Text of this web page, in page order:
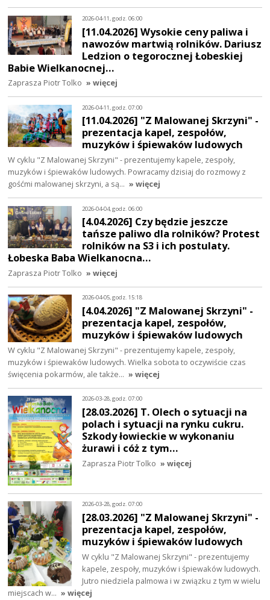
2026-04-11, godz. 06:00
[11.04.2026] Wysokie ceny paliwa i
nawozów martwią rolników. Dariusz
Ledzion o tegorocznej Łobeskiej
Babie Wielkanocnej…
Zaprasza Piotr Tolko » więcej
2026-04-11, godz. 07:00
[11.04.2026] "Z Malowanej Skrzyni" -
prezentacja kapel, zespołów,
muzyków i śpiewaków ludowych
W cyklu "Z Malowanej Skrzyni" - prezentujemy kapele, zespoły,
muzyków i śpiewaków ludowych. Powracamy dzisiaj do rozmowy z
gośćmi malowanej skrzyni, a są… » więcej
2026-04-04, godz. 06:00
[4.04.2026] Czy będzie jeszcze
tańsze paliwo dla rolników? Protest
rolników na S3 i ich postulaty.
Łobeska Baba Wielkanocna…
Zaprasza Piotr Tolko » więcej
2026-04-05, godz. 15:18
[4.04.2026] "Z Malowanej Skrzyni" -
prezentacja kapel, zespołów,
muzyków i śpiewaków ludowych
W cyklu "Z Malowanej Skrzyni" - prezentujemy kapele, zespoły,
muzyków i śpiewaków ludowych. Wielka sobota to oczywiście czas
święcenia pokarmów, ale także… » więcej
2026-03-28, godz. 07:00
[28.03.2026] T. Olech o sytuacji na
polach i sytuacji na rynku cukru.
Szkody łowieckie w wykonaniu
żurawi i cóż z tym…
Zaprasza Piotr Tolko » więcej
2026-03-28, godz. 07:00
[28.03.2026] "Z Malowanej Skrzyni" -
prezentacja kapel, zespołów,
muzyków i śpiewaków ludowych
W cyklu "Z Malowanej Skrzyni" - prezentujemy
kapele, zespoły, muzyków i śpiewaków ludowych.
Jutro niedziela palmowa i w związku z tym w wielu
miejscach w… » więcej